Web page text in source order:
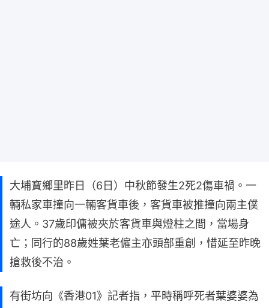
大埔寶鄉里昨日（6日）中秋節發生2死2傷車禍。一
輛私家車撞向一輛客貨車後，客貨車被推撞向兩主僕
途人。37歲印傭被夾於客貨車與燈柱之間，當場身
亡；同行的88歲姓葉老僱主亦頭部重創，惜延至昨晚
搶救後不治。
有街坊向《香港01》記者指，平時稱呼死者葉婆婆為